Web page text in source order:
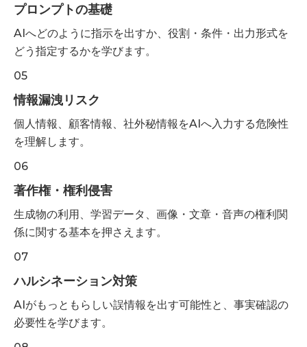
プロンプトの基礎
AIへどのように指示を出すか、役割・条件・出力形式を
どう指定するかを学びます。
05
情報漏洩リスク
個人情報、顧客情報、社外秘情報をAIへ入力する危険性
を理解します。
06
著作権・権利侵害
生成物の利用、学習データ、画像・文章・音声の権利関
係に関する基本を押さえます。
07
ハルシネーション対策
AIがもっともらしい誤情報を出す可能性と、事実確認の
必要性を学びます。